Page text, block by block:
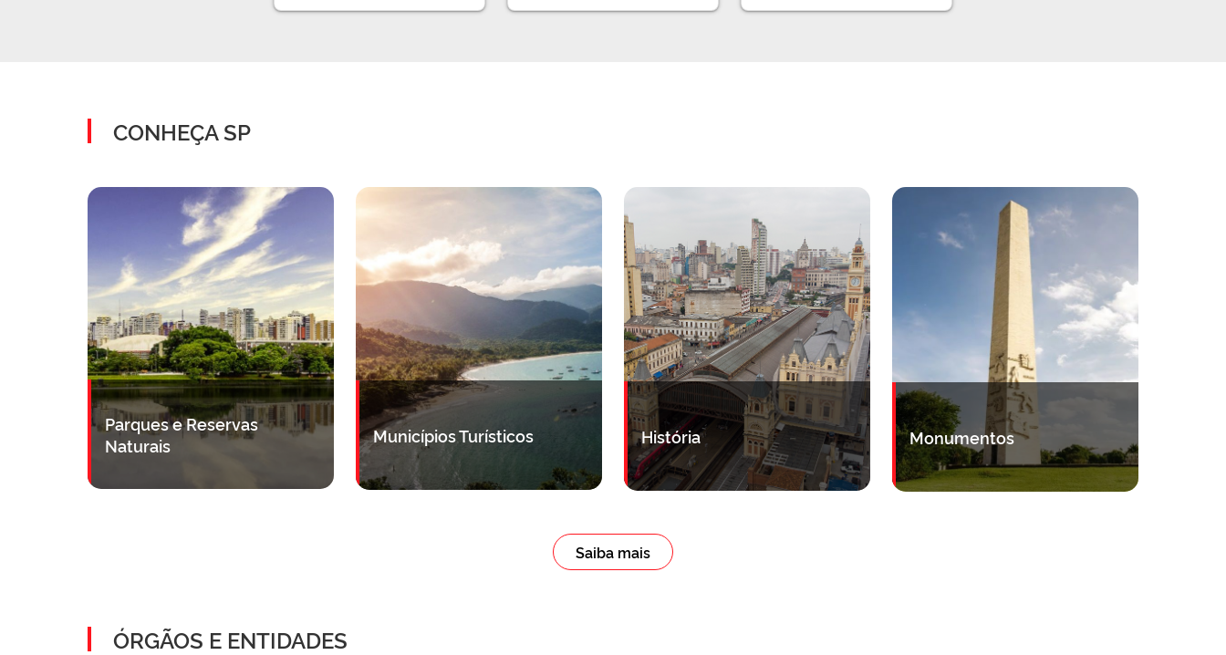
CONHEÇA SP
Parques e Reservas
Naturais
Municípios Turísticos História Monumentos
Saiba mais
ÓRGÃOS E ENTIDADES